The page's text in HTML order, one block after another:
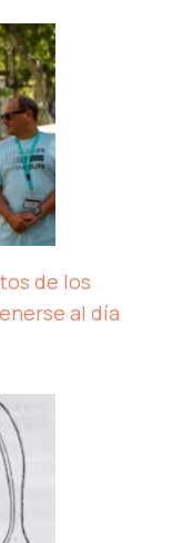
de los
al día